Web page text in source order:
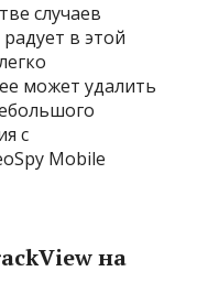
случаев
в этой
может удалить
с
Mobile
на